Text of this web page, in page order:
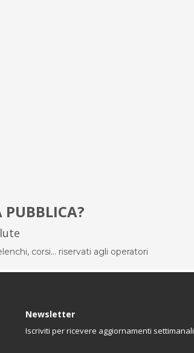
PUBBLICA?
corsi... riservati agli operatori
Newsletter
Iscriviti per ricevere aggiornamenti settimanali